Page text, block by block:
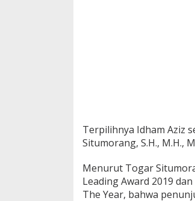
Terpilihnya Idham Aziz
Situmorang, S.H., M.H.,
Menurut Togar
Leading Award 2019
The Year, bahwa